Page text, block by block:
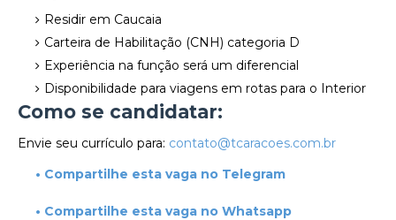
Residir em Caucaia
Carteira de Habilitação (CNH) categoria D
Experiência na função será um diferencial
Disponibilidade para viagens em rotas para o Interior
Como se candidatar:
Envie seu currículo para: contato@tcaracoes.com.br
• Compartilhe esta vaga no Telegram
• Compartilhe esta vaga no Whatsapp